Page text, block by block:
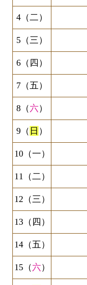
4（二）
5（三）
6（四）
7（五）
8（ 六）
9（ 日 ）
10（一）
11（二）
12（三）
13（四）
14（五）
15（ 六）